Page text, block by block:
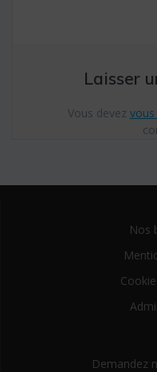
Laisser
Vous devez
Nos
Demandez